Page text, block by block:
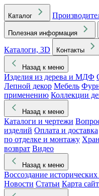
Каталог
Полезная информация
Каталоги, 3D
Контакты
Назад к меню
Изделия из дерева и МДФ
Лепной декор Мебель
применению Коллекции
Назад к меню
Каталоги и чертежи
изделий Оплата и доставка
по отделке и монтажу
возврат Видео
Назад к меню
Воссоздание
Новости Статьи Карта